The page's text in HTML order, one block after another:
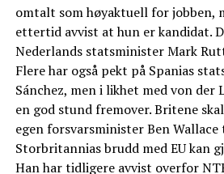
omtalt som høyaktuell for jobben,
ettertid avvist at hun er kandidat.
Nederlands statsminister Mark
Flere har også pekt på Spanias
Sánchez, men i likhet med von
en god stund fremover. Britene
egen forsvarsminister Ben
Storbritannias brudd med EU kan
Han har tidligere avvist overfor